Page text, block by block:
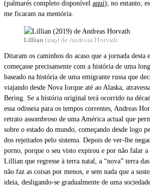
(palmarés completo disponível aqui); no entanto,
me ficaram na memória.
Lillian (2019) de Andreas Horvath
Ditaram os caminhos do acaso que a jornada desta
começasse precisamente com a história de uma
baseado na história de uma emigrante russa que
viajando desde Nova Iorque até ao Alaska,
Bering. Se a história original terá ocorrido na
essa odisseia para os tempos correntes, Andreas
retrato assombroso de uma América actual que
sobre o estado do mundo, começando desde logo
dos rejeitados pelo sistema. Depois de ver-lhe
porno, porque o seu visto expirou e por não falar
Lillian que regresse à terra natal, a “nova” terra
não faz as coisas por menos, e sem nada que a
ideia, desligando-se gradualmente de uma